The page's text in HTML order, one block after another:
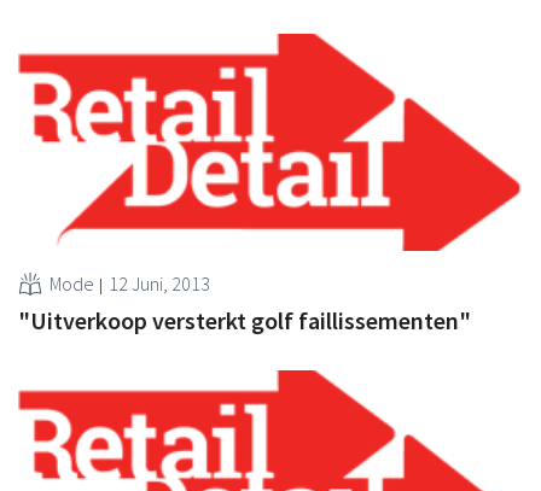
Mode 12 Juni, 2013
"Uitverkoop versterkt golf faillissementen"